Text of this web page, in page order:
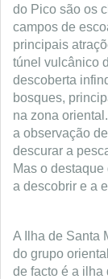
do Pico são os
campos de
principais
túnel vulcânico
descoberta
bosques,
na zona
a observação
descurar a
Mas o
a descobrir e a
A Ilha de Santa
do grupo
de facto é a